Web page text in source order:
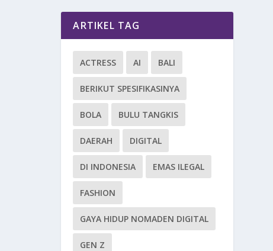
ARTIKEL TAG
ACTRESS AI BALI
BERIKUT SPESIFIKASINYA
BOLA BULU TANGKIS
DAERAH DIGITAL
DI INDONESIA EMAS ILEGAL
FASHION
GAYA HIDUP NOMADEN DIGITAL
GEN Z